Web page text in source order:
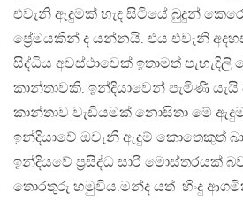
එවැනි ඇදුමක් හැද සිටියේ බුදුන්
ප්‍රේමයකින් ද යන්නයි. එය එවැනි
සිද්ධිය අවස්ථාවෙක් ඉතාමත් පැහැදිලි
කාන්තාවකි. ඉන්දියාවෙන් පැමිණි
කාන්තාව වැඩියමක් නොසිතා මේ
ඉන්දියාවේ ඔවැනි ඇදුම් කොතෙකුත්
ඉන්දියවේ ප්‍රසිද්ධ සාරි මොස්තරයක්
තොරතුරු හමුවිය.‍මන්ද යත් හිංදු